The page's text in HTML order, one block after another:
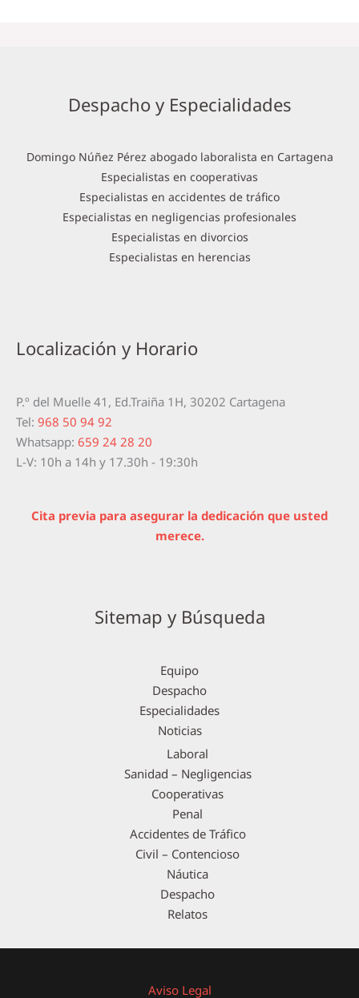
Despacho y Especialidades
Domingo Núñez Pérez abogado laboralista en Cartagena
Especialistas en cooperativas
Especialistas en accidentes de tráfico
Especialistas en negligencias profesionales
Especialistas en divorcios
Especialistas en herencias
Localización y Horario
P.º del Muelle 41, Ed.Traiña 1H, 30202 Cartagena
Tel: 968 50 94 92
Whatsapp: 659 24 28 20
L-V: 10h a 14h y 17.30h - 19:30h
Cita previa para asegurar la dedicación que usted
merece.
Sitemap y Búsqueda
Equipo
Despacho
Especialidades
Noticias
Laboral
Sanidad – Negligencias
Cooperativas
Penal
Accidentes de Tráfico
Civil – Contencioso
Náutica
Despacho
Relatos
Aviso Legal